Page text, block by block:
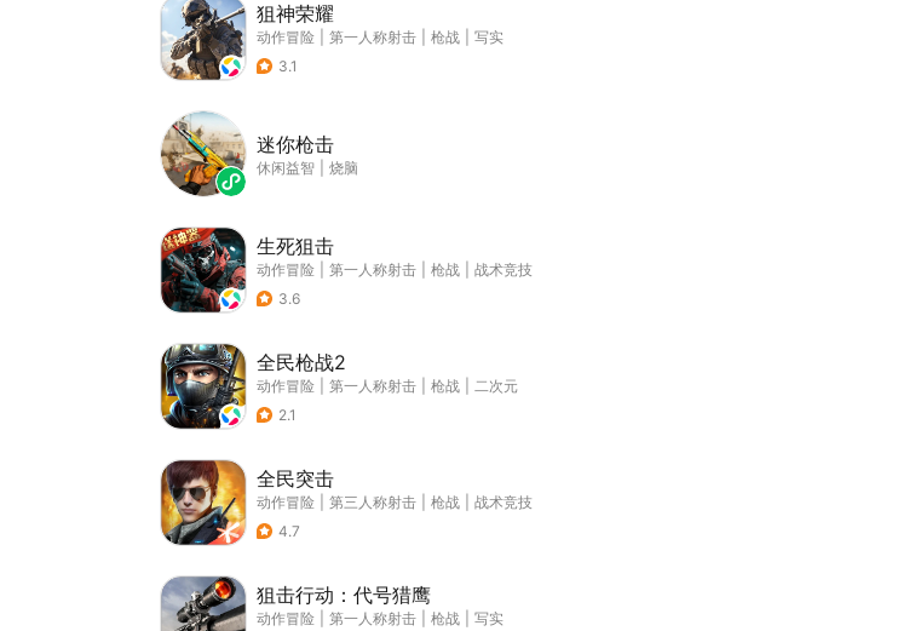
狙神荣耀
动作冒险 第一人称射击 枪战
写实
3.1
迷你枪击
休闲益智 烧脑
生死狙击
动作冒险 第一人称射击 枪战
战术竞技
3.6
全民枪战2
动作冒险 第一人称射击 枪战
二次元
2.1
全民突击
动作冒险 第三人称射击 枪战
战术竞技
4.7
狙击行动：代号猎鹰
动作冒险 第一人称射击 枪战
写实